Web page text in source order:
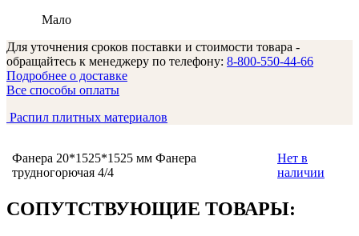
Мало
Для уточнения сроков поставки и стоимости товара -
обращайтесь к менеджеру по телефону: 8-800-550-44-66
Подробнее о доставке
Все способы оплаты
Распил плитных материалов
Фанера 20*1525*1525 мм Фанера
трудногорючая 4/4
Нет в
наличии
СОПУТСТВУЮЩИЕ ТОВАРЫ: